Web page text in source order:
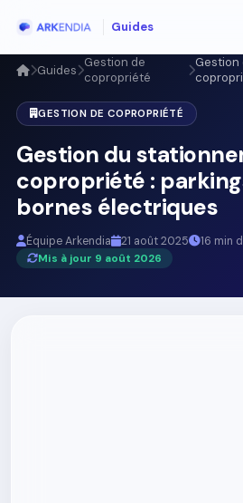
Guides
Guides Gestion de
copropriété
GESTION DE COPROPRIÉTÉ
Gestion du
copropriété :
bornes électriques
Équipe Arkendia 21 août 2025 16 min
Mis à jour 9 août 2026